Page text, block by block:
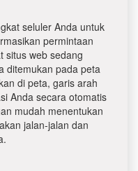
seluler Anda untuk
permintaan
situs web sedang
ditemukan pada peta
di peta, garis arah
Anda secara otomatis
mudah menentukan
jalan-jalan dan